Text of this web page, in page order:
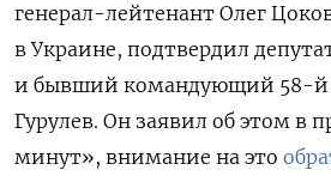
генерал-лейтенант Олег
в Украине, подтвердил
и бывший командующий 58-й
Гурулев. Он заявил об этом в
минут», внимание на это